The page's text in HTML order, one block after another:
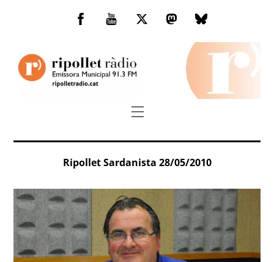
Facebook
You
TwitterMastodonBluesky
Menu
Ripollet Sardanista 28/05/2010